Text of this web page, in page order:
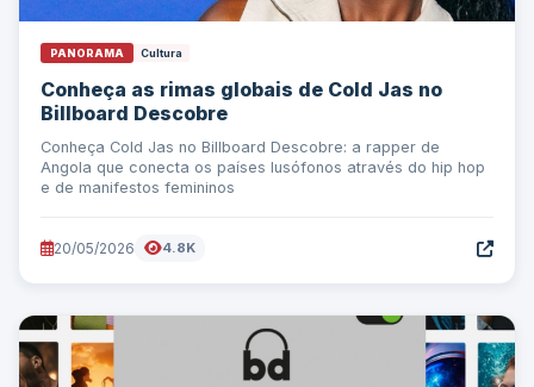
PANORAMA Cultura
Conheça as rimas globais de Cold Jas no
Billboard Descobre
Conheça Cold Jas no Billboard Descobre: a rapper de
Angola que conecta os países lusófonos através do hip hop
e de manifestos femininos
20/05/2026 4.8K